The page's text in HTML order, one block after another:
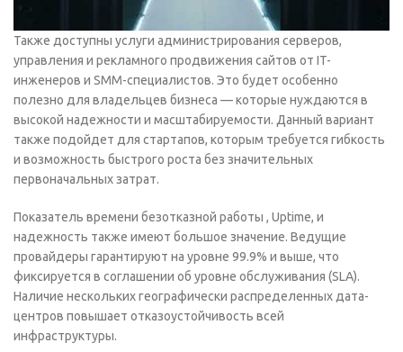
Также доступны услуги администрирования серверов,
управления и рекламного продвижения сайтов от IT-
инженеров и SMM-специалистов. Это будет особенно
полезно для владельцев бизнеса — которые нуждаются в
высокой надежности и масштабируемости. Данный вариант
также подойдет для стартапов, которым требуется гибкость
и возможность быстрого роста без значительных
первоначальных затрат.
Показатель времени безотказной работы , Uptime, и
надежность также имеют большое значение. Ведущие
провайдеры гарантируют на уровне 99.9% и выше, что
фиксируется в соглашении об уровне обслуживания (SLA).
Наличие нескольких географически распределенных дата-
центров повышает отказоустойчивость всей
инфраструктуры.